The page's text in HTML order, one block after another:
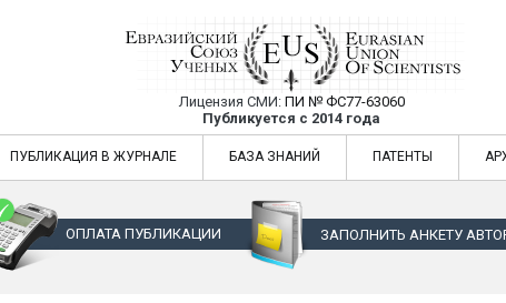
Евразийский Союз Ученых —
Лицензия СМИ: ПИ № ФС77-63060
Публикуется с 2014 года
Евразийский Союз Ученых — публикация научных статей в
ПУБЛИКАЦИЯ В ЖУРНАЛЕ БАЗА ЗНАНИЙ ПАТЕНТЫ
ОПЛАТА ПУБЛИКАЦИИ ЗАПОЛНИТЬ АНКЕТУ